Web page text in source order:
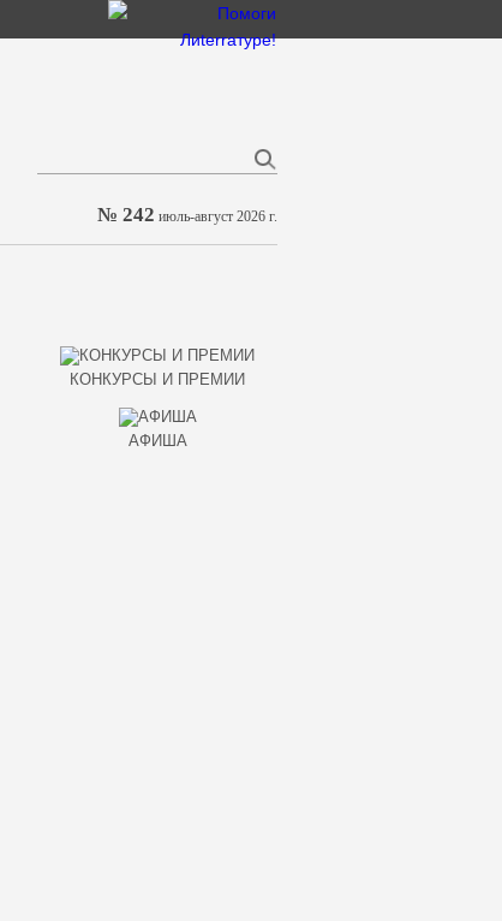
№ 242 июль-август 2026 г.
КОНКУРСЫ И ПРЕМИИ
АФИША